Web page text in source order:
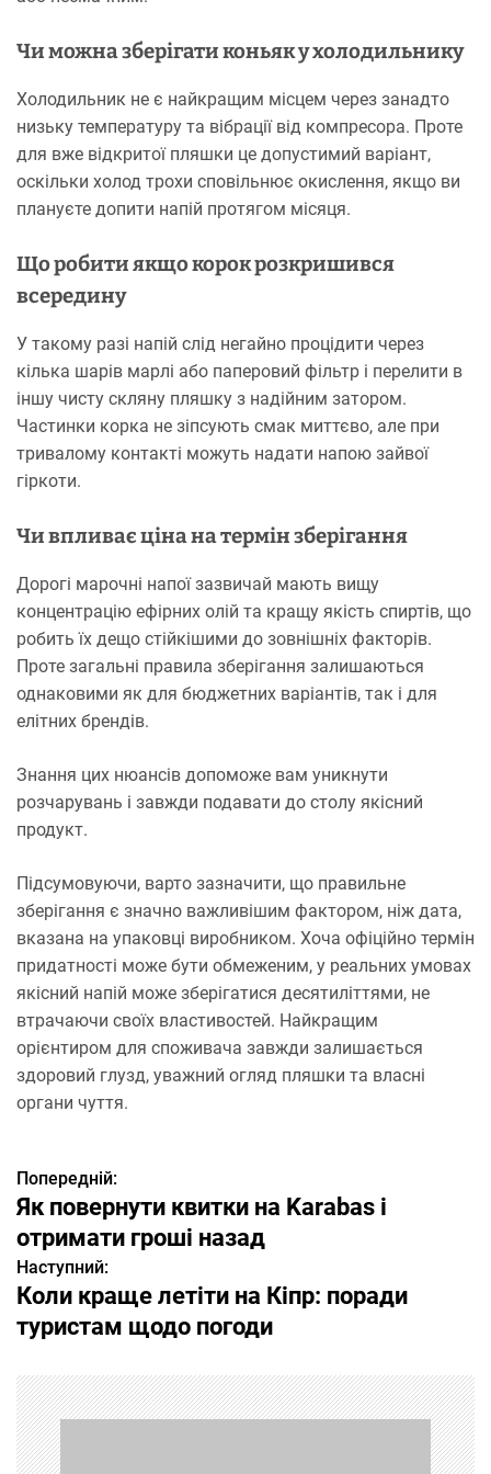
Чи можна зберігати коньяк у холодильнику
Холодильник не є найкращим місцем через занадто
низьку температуру та вібрації від компресора. Проте
для вже відкритої пляшки це допустимий варіант,
оскільки холод трохи сповільнює окислення, якщо ви
плануєте допити напій протягом місяця.
Що робити якщо корок розкришився
всередину
У такому разі напій слід негайно процідити через
кілька шарів марлі або паперовий фільтр і перелити в
іншу чисту скляну пляшку з надійним затором.
Частинки корка не зіпсують смак миттєво, але при
тривалому контакті можуть надати напою зайвої
гіркоти.
Чи впливає ціна на термін зберігання
Дорогі марочні напої зазвичай мають вищу
концентрацію ефірних олій та кращу якість спиртів, що
робить їх дещо стійкішими до зовнішніх факторів.
Проте загальні правила зберігання залишаються
однаковими як для бюджетних варіантів, так і для
елітних брендів.
Знання цих нюансів допоможе вам уникнути
розчарувань і завжди подавати до столу якісний
продукт.
Підсумовуючи, варто зазначити, що правильне
зберігання є значно важливішим фактором, ніж дата,
вказана на упаковці виробником. Хоча офіційно термін
придатності може бути обмеженим, у реальних умовах
якісний напій може зберігатися десятиліттями, не
втрачаючи своїх властивостей. Найкращим
орієнтиром для споживача завжди залишається
здоровий глузд, уважний огляд пляшки та власні
органи чуття.
Н
а
в
і
г
а
Попередній:
Як повернути квитки на Karabas і
отримати гроші назад
Наступний:
Коли краще летіти на Кіпр: поради
туристам щодо погоди